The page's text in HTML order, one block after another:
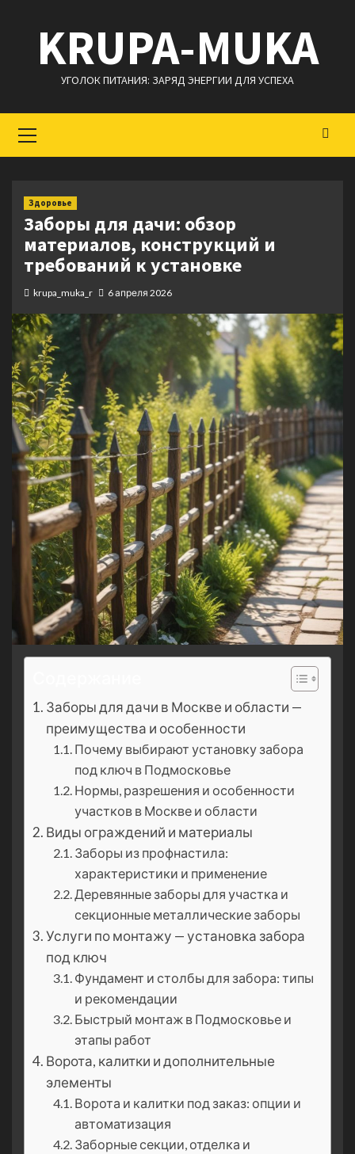
содержимому
KRUPA-MUKA
УГОЛОК ПИТАНИЯ: ЗАРЯД ЭНЕРГИИ ДЛЯ УСПЕХА
меню
Здоровье
Заборы для дачи: обзор
материалов, конструкций и
требований к установке
krupa_muka_r 6 апреля 2026
Заборы для дачи в Москве и области —
преимущества и особенности
Почему выбирают установку забора
под ключ в Подмосковье
Нормы, разрешения и особенности
участков в Москве и области
Виды ограждений и материалы
Заборы из профнастила:
характеристики и применение
Деревянные заборы для участка и
секционные металлические заборы
Услуги по монтажу — установка забора
под ключ
Фундамент и столбы для забора: типы
и рекомендации
Быстрый монтаж в Подмосковье и
этапы работ
Ворота, калитки и дополнительные
элементы
Ворота и калитки под заказ: опции и
автоматизация
Заборные секции, отделка и